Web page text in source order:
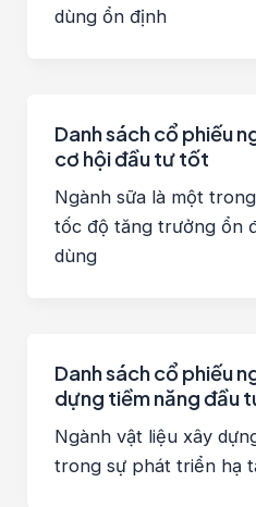
dùng ổn định
Danh sách cổ phiếu
cơ hội đầu tư tốt
Ngành sữa là một
tốc độ tăng trưởng ổn
dùng
Danh sách cổ phiếu
dựng tiềm năng đầu
Ngành vật liệu xây
trong sự phát triển hạ